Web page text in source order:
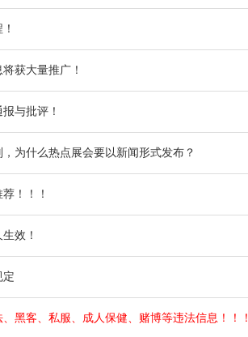
获大量推广！
与批评！
为什么热点展会要以新闻形式发布？
！！！
效！
定
黑客、私服、成人保健、赌博等违法信息！！！